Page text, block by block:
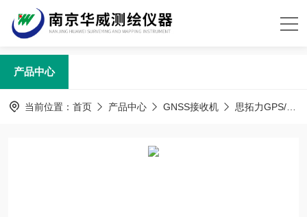
产品中心
当前位置： 首页 产品中心 GNSS接收机 思拓力GPS/RTK